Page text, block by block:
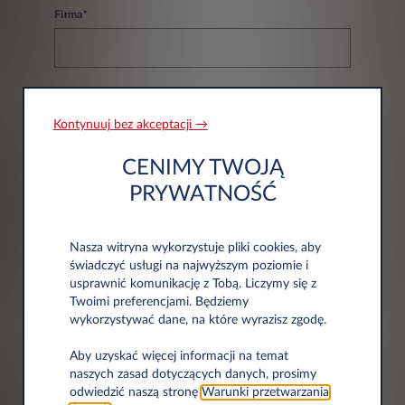
Firma*
Informacje adresowe
Kod pocztowy*
Kontynuuj bez akceptacji →
CENIMY TWOJĄ
PRYWATNOŚĆ
Nasza witryna wykorzystuje pliki cookies, aby
świadczyć usługi na najwyższym poziomie i
usprawnić komunikację z Tobą. Liczymy się z
Twoimi preferencjami. Będziemy
wykorzystywać dane, na które wyrazisz zgodę.
Aby uzyskać więcej informacji na temat
naszych zasad dotyczących danych, prosimy
odwiedzić naszą stronę Warunki przetwarzania